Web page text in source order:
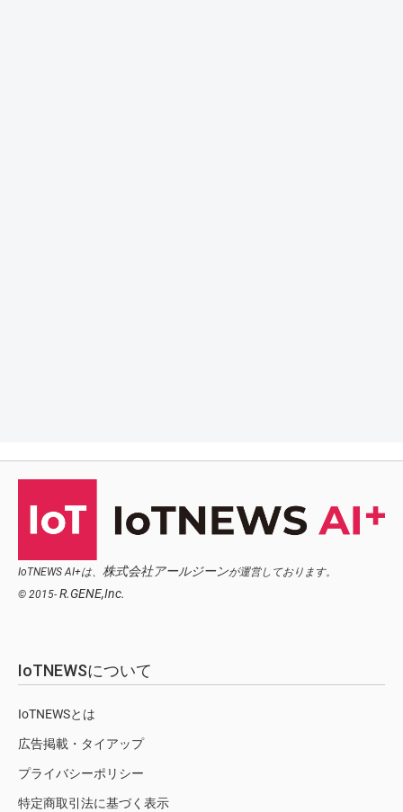
IoTNEWS AI+は、 株式会社アールジーンが運営しております。
© 2015- R.GENE,Inc.
IoTNEWSについて
IoTNEWSとは
広告掲載・タイアップ
プライバシーポリシー
特定商取引法に基づく表示